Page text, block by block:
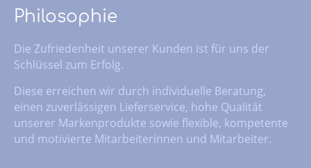
Philosophie
Die Zufriedenheit unserer Kunden ist für uns der
Schlüssel zum Erfolg.
Diese erreichen wir durch individuelle Beratung,
einen zuverlässigen Lieferservice, hohe Qualität
unserer Markenprodukte sowie flexible, kompetente
und motivierte Mitarbeiterinnen und Mitarbeiter.